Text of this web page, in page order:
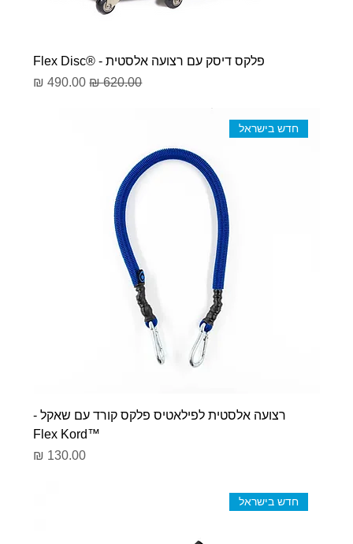
פלקס דיסק עם רצועה אלסטית - ®Flex Disc
מחיר רגיל‏620.00 ‏₪ מחיר מבצע
חדש בישראל
רצועה אלסטית לפילאטיס פלקס קורד עם שאקל -
™Flex Kord
מחיר
חדש בישראל